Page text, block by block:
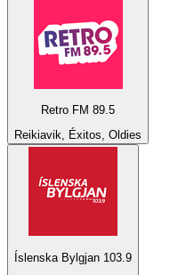
Retro FM 89.5
Reikiavik, Éxitos, Oldies
Íslenska Bylgjan 103.9